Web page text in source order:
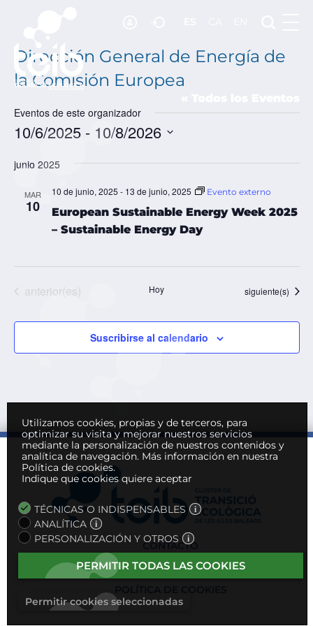
NOTICIAS
ADHESIÓN
CONTACTO
Dirección General de Energía de
la Comisión Europea
Eventos de este organizador
10/6/2025 - 10/8/2026
FECHA.
junio 2025
MAR
10
European Sustainable Energy Week 2025
– Sustainable Energy Day
10 de junio, 2025 - 13 de junio, 2025 Evento externo
Eventos
anterior(es) Hoy Eventos
siguiente(s)
Suscribirse al calendario
CONTACTO
POLÍTICA DE PRIVACIDAD
Utilizamos cookies, propias y de terceros, para
optimizar su visita y mejorar nuestros servicios
mediante la personalización de nuestros contenidos y
analítica de navegación. Más información en nuestra
Política de cookies.
Indique que cookies quiere aceptar
TÉCNICAS O INDISPENSABLES
ANALÍTICA
PERSONALIZACIÓN Y OTROS
PERMITIR TODAS LAS COOKIES
Permitir cookies seleccionadas